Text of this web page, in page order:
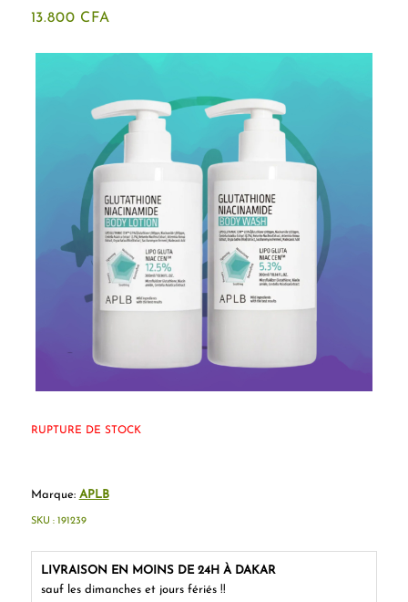
13.800 CFA
RUPTURE DE STOCK
Marque: APLB
LIVRAISON EN MOINS DE 24H À DAKAR
sauf les dimanches et jours fériés !!
SKU : 191239